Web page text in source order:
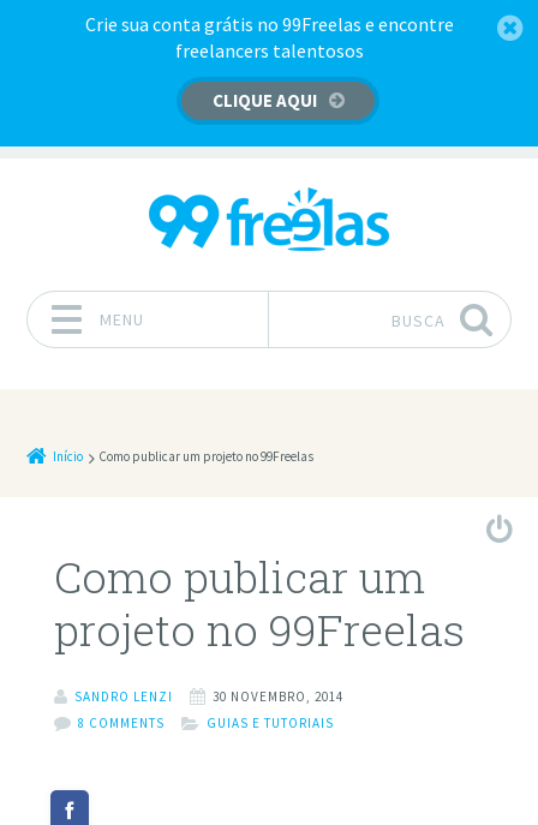
Crie sua conta grátis no 99Freelas e encontre
freelancers talentosos
CLIQUE AQUI
MENU BUSCA
Início Como publicar um projeto no 99Freelas
Como publicar um
projeto no 99Freelas
SANDRO LENZI
30 NOVEMBRO, 2014
8 COMMENTS
GUIAS E TUTORIAIS